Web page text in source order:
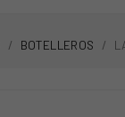
BOTELLEROS